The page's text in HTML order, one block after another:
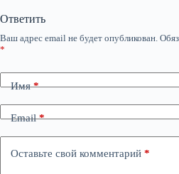
Ответить
Ваш адрес email не будет опубликован.
*
Имя*
Email*
Оставьте свой комментарий *